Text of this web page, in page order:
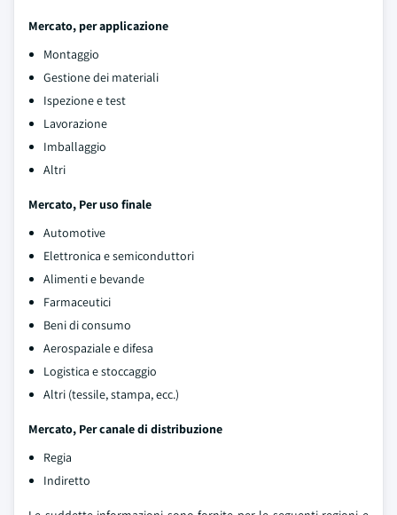
Mercato, per applicazione
Montaggio
Gestione dei materiali
Ispezione e test
Lavorazione
Imballaggio
Altri
Mercato, Per uso finale
Automotive
Elettronica e semiconduttori
Alimenti e bevande
Farmaceutici
Beni di consumo
Aerospaziale e difesa
Logistica e stoccaggio
Altri (tessile, stampa, ecc.)
Mercato, Per canale di distribuzione
Regia
Indiretto